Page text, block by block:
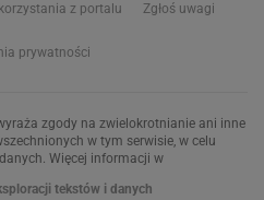
z portalu Zgłoś uwagi
prywatności
zgody na zwielokrotnianie ani inne
w tym serwisie, w celu
Więcej informacji w
tekstów i danych